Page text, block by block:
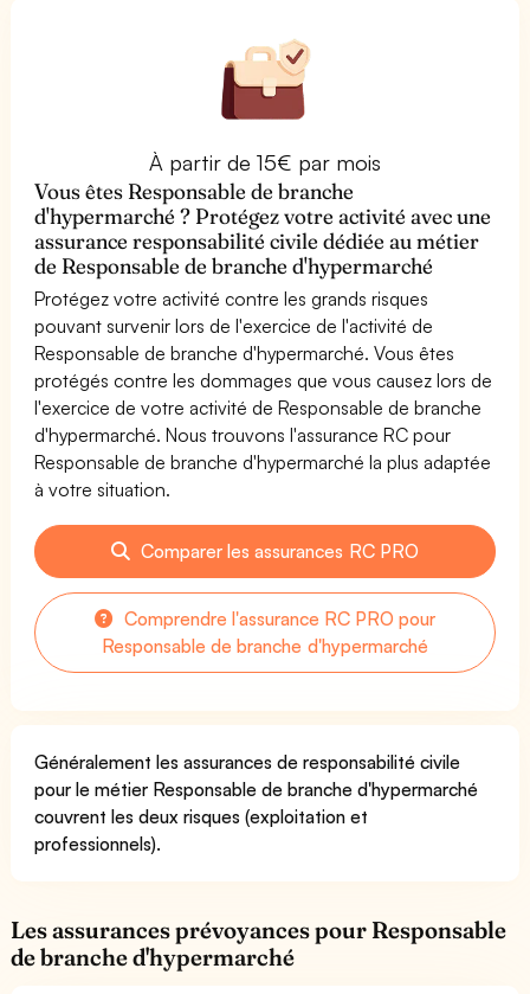
À partir de 15€ par mois
Vous êtes Responsable de branche
d'hypermarché ? Protégez votre activité avec une
assurance responsabilité civile dédiée au métier
de Responsable de branche d'hypermarché
Protégez votre activité contre les grands risques
pouvant survenir lors de l'exercice de l'activité de
Responsable de branche d'hypermarché. Vous êtes
protégés contre les dommages que vous causez lors de
l'exercice de votre activité de Responsable de branche
d'hypermarché. Nous trouvons l'assurance RC pour
Responsable de branche d'hypermarché la plus adaptée
à votre situation.
Comparer les assurances RC PRO
Comprendre l'assurance RC PRO pour
Responsable de branche d'hypermarché
Généralement les assurances de responsabilité civile
pour le métier Responsable de branche d'hypermarché
couvrent les deux risques (exploitation et
professionnels).
Les assurances prévoyances pour Responsable
de branche d'hypermarché